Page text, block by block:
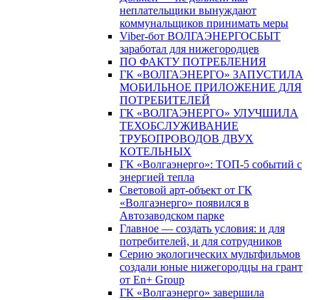
неплательщики вынуждают
коммунальщиков принимать меры
Viber-бот ВОЛГАЭНЕРГОСБЫТ
заработал для нижегородцев
ПО ФАКТУ ПОТРЕБЛЕНИЯ
ГК «ВОЛГАЭНЕРГО» ЗАПУСТИЛА
МОБИЛЬНОЕ ПРИЛОЖЕНИЕ ДЛЯ
ПОТРЕБИТЕЛЕЙ
ГК «ВОЛГАЭНЕРГО» УЛУЧШИЛА
ТЕХОБСЛУЖИВАНИЕ
ТРУБОПРОВОДОВ ДВУХ
КОТЕЛЬНЫХ
ГК «Волгаэнерго»: ТОП-5 событий с
энергией тепла
Световой арт-объект от ГК
«Волгаэнерго» появился в
Автозаводском парке
Главное — создать условия: и для
потребителей, и для сотрудников
Серию экологических мультфильмов
создали юные нижегородцы на грант
от En+ Group
ГК «Волгаэнерго» завершила